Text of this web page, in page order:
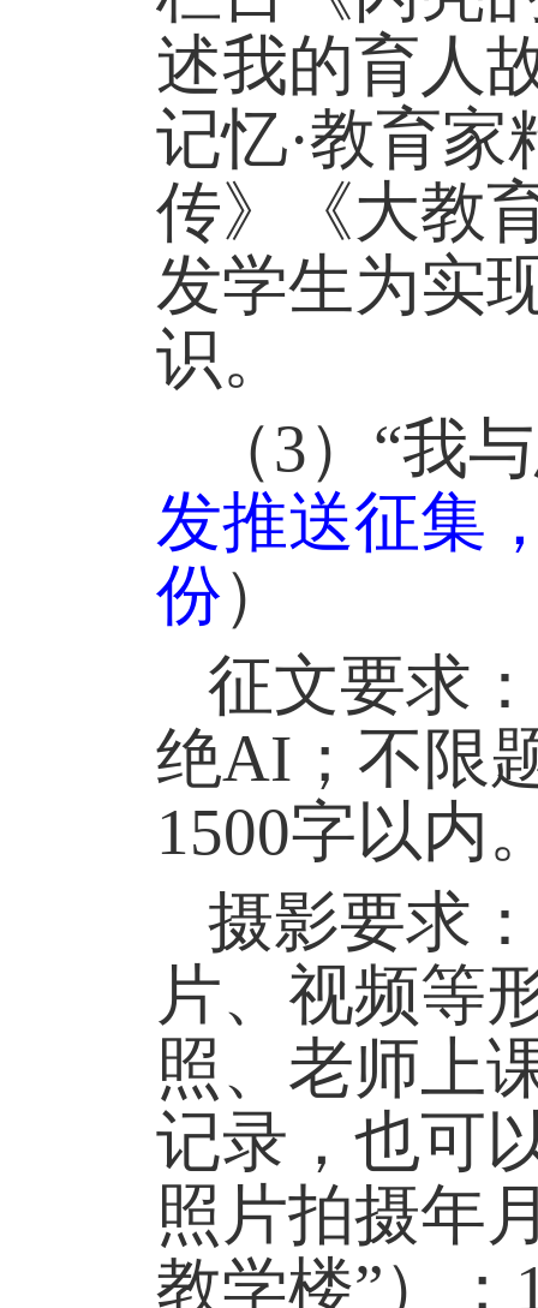
述我的育人
记忆·教育
传》《大教
发学生为实
识。
（3） “我
发推送征集
份）
征文要求
绝AI ；不限
1500字以内
摄影要求
片、 视频等
照、老师上
记录，也可
照片拍摄年
教学楼”） ；